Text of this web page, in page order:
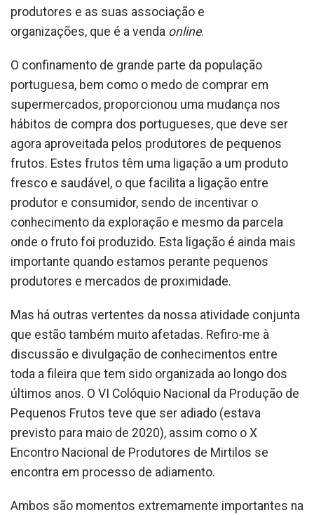
produtores e as suas associação e
organizações, que é a venda online.
O confinamento de grande parte da população
portuguesa, bem como o medo de comprar em
supermercados, proporcionou uma mudança nos
hábitos de compra dos portugueses, que deve ser
agora aproveitada pelos produtores de pequenos
frutos. Estes frutos têm uma ligação a um produto
fresco e saudável, o que facilita a ligação entre
produtor e consumidor, sendo de incentivar o
conhecimento da exploração e mesmo da parcela
onde o fruto foi produzido. Esta ligação é ainda mais
importante quando estamos perante pequenos
produtores e mercados de proximidade.
Mas há outras vertentes da nossa atividade conjunta
que estão também muito afetadas. Refiro-me à
discussão e divulgação de conhecimentos entre
toda a fileira que tem sido organizada ao longo dos
últimos anos. O VI Colóquio Nacional da Produção de
Pequenos Frutos teve que ser adiado (estava
previsto para maio de 2020), assim como o X
Encontro Nacional de Produtores de Mirtilos se
encontra em processo de adiamento.
Ambos são momentos extremamente importantes na